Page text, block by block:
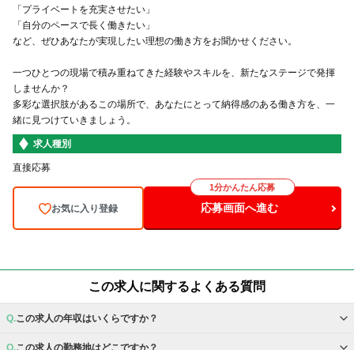
「プライベートを充実させたい」
「自分のペースで長く働きたい」
など、ぜひあなたが実現したい理想の働き方をお聞かせください。
一つひとつの現場で積み重ねてきた経験やスキルを、新たなステージで発揮
しませんか？
多彩な選択肢があるこの場所で、あなたにとって納得感のある働き方を、一
緒に見つけていきましょう。
求人種別
直接応募
お気に入り登録 応募画面へ進む
1分かんたん応募
この求人に関するよくある質問
この求人の年収はいくらですか？
この求人の勤務地はどこですか？